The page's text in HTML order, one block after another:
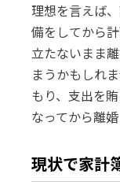
理想を言えば
備をしてから
立たないまま
まうかもしれ
もり、支出を
なってから離婚
現状で家計